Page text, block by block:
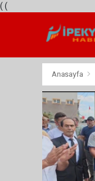
( (
Anasayfa